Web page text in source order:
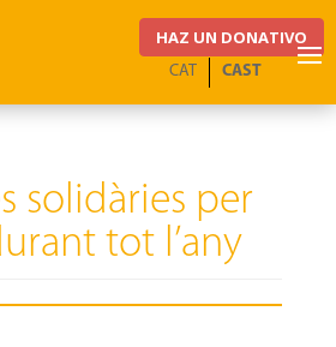
HAZ UN DONATIVO
CAST
CAT
solidàries per
tot l’any